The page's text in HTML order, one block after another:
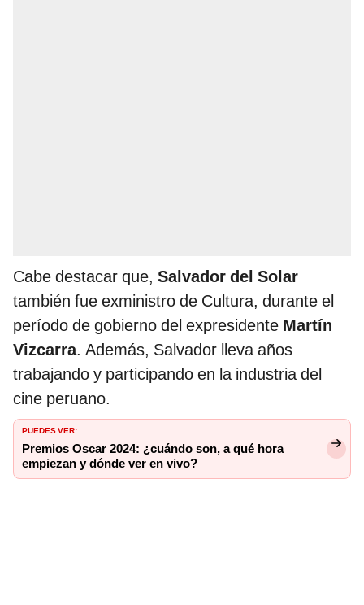
Cabe destacar que, Salvador del Solar
también fue exministro de Cultura, durante el
período de gobierno del expresidente Martín
Vizcarra. Además, Salvador lleva años
trabajando y participando en la industria del
cine peruano.
PUEDES VER:
Premios Oscar 2024: ¿cuándo son, a qué hora
empiezan y dónde ver en vivo?